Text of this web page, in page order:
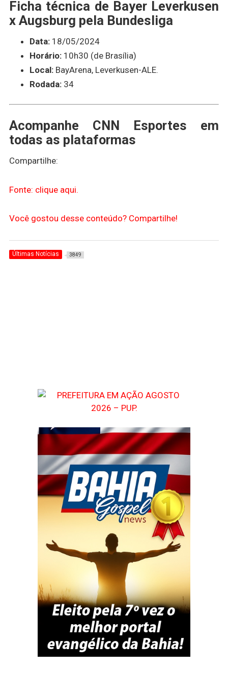
Ficha técnica de Bayer Leverkusen
x Augsburg pela Bundesliga
Data:18/05/2024
Horário:10h30 (de Brasília)
Local:BayArena, Leverkusen-ALE.
Rodada:34
Acompanhe CNN Esportes em
todas as plataformas
Compartilhe:
Fonte: clique aqui.
Você gostou desse conteúdo? Compartilhe!
Últimas Notícias 3849